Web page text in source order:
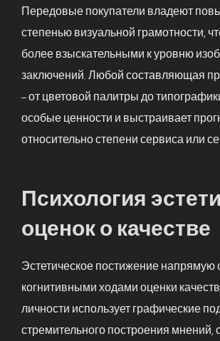
Передовые покупатели владеют
степенью визуальной грамотности,
более взыскательными к уровню
заключений. Любой составляющая
– от цветовой палитры до
особые ценности и выстраивает
относительно степени сервиса или
Психология
оценок о качестве
Эстетическое постижение напрямую
когнитивными ходами оценки
личности использует графические
стремительного построения мнений,